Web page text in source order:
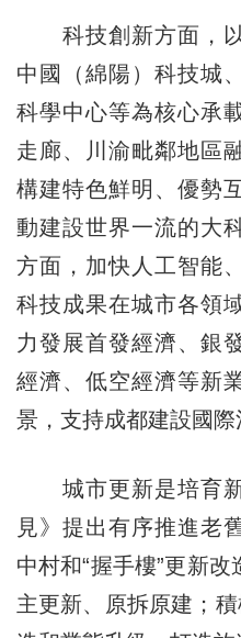
科技創新方面，以
中國（綿陽）科技城
科學中心等為核心承
走廊、川渝毗鄰地區
構建特色鮮明、優勢
動建設世界一流的大
方面，加快人工智能
科技成果在城市各領
力發展首發經濟、銀
經濟、低空經濟等新
景，支持成都建設國際
城市更新是培育新
見》提出有序推進老
中村和“握手樓”更新
主更新、原拆原建；